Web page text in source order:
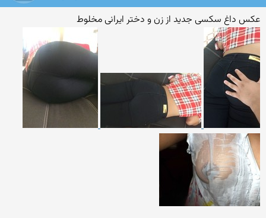
عکس داغ سکسی جدید از زن و دختر ایرانی مخلوط